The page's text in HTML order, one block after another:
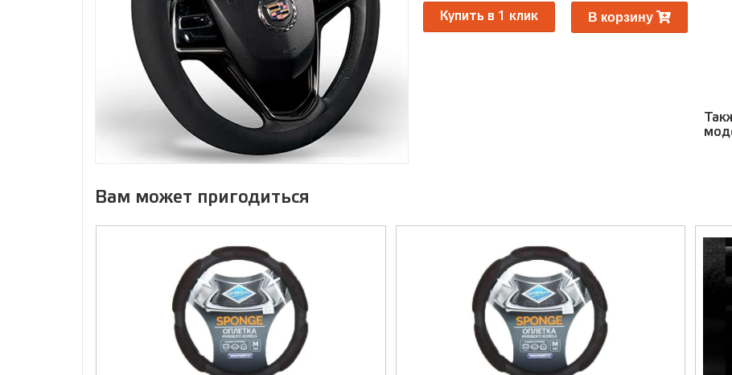
Купить в 1 клик В корзину
Вам может пригодиться